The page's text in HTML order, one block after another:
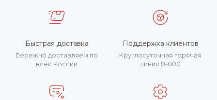
Быстрая доставка
Бережно доставляем по
всей России
Поддержка клиентов
Круглосуточная горячая
линия 8-800